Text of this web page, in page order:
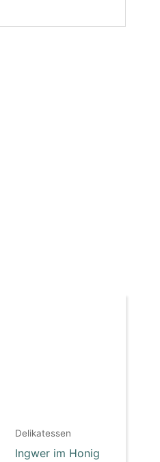
Delikatessen
Ingwer im Honig